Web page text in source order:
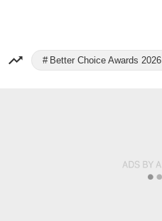
Better Choice Awards 2026